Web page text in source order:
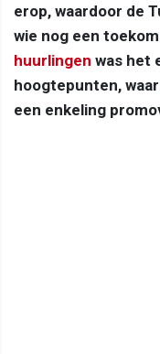
erop, waardoor de
wie nog een
huurlingen was het
hoogtepunten,
een enkeling